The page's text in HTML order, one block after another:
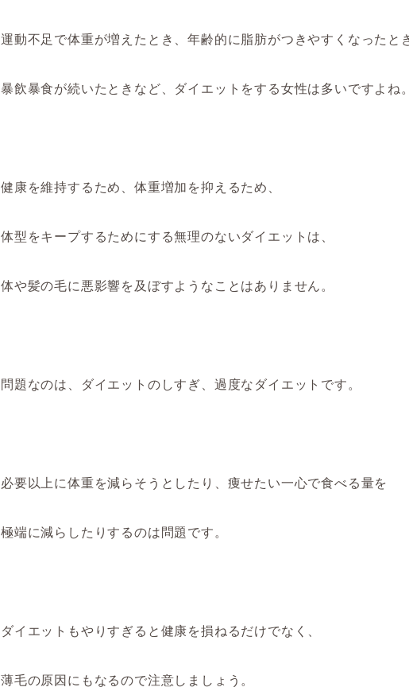
運動不足で体重が増えたとき、年齢的に脂肪がつきやすくなったと
暴飲暴食が続いたときなど、ダイエットをする女性は多いですよね
健康を維持するため、体重増加を抑えるため、
体型をキープするためにする無理のないダイエット は、
体や髪の毛に悪影響を及ぼすようなことはありません。
問題なのは、ダイエットのしすぎ、過度なダイエットです。
必要以上に体重を減らそうとしたり、痩せたい一心で食べる量を
極端に減らしたりするのは問題です。
ダイエットもやりすぎると健康を損ねるだけでなく、
薄毛の原因にもなるので注意しましょう。